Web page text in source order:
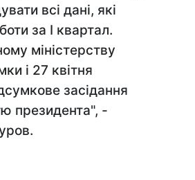
всі дані, які
за I квартал.
міністерству
і 27 квітня
засідання
президента", -